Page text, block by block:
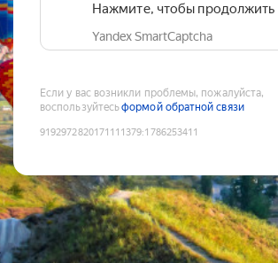
Нажмите, чтобы продолжить
Yandex SmartCaptcha
Если у вас возникли проблемы, пожалуйста,
воспользуйтесьформой обратной связи
9192972820171111379:1786253411